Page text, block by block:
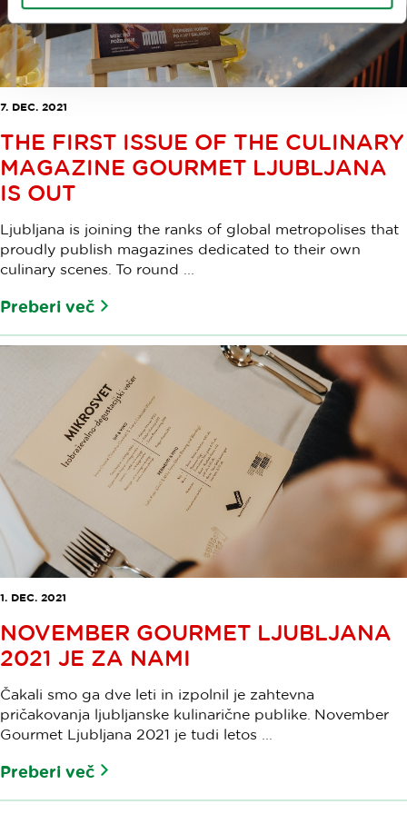
7. DEC. 2021
THE FIRST ISSUE OF THE CULINARY
MAGAZINE GOURMET LJUBLJANA
IS OUT
Ljubljana is joining the ranks of global metropolises that
proudly publish magazines dedicated to their own
culinary scenes. To round ...
Preberi več
1. DEC. 2021
NOVEMBER GOURMET LJUBLJANA
2021 JE ZA NAMI
Čakali smo ga dve leti in izpolnil je zahtevna
pričakovanja ljubljanske kulinarične publike. November
Gourmet Ljubljana 2021 je tudi letos ...
Preberi več